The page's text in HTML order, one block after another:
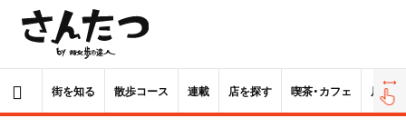
街を知る 散歩コース 連載 店を探す 喫茶・カフェ 居酒屋